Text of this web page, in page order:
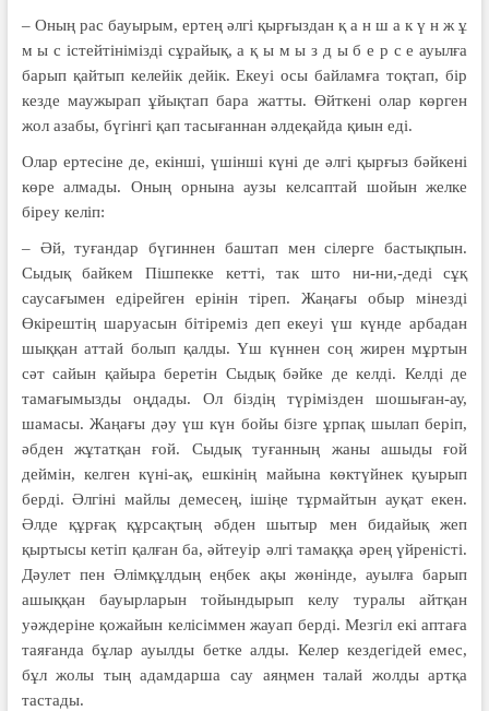
– Оның рас бауырым, ертең әлгі қырғыздан қ а н ш а к ү н ж ұ
м ы с істейтінімізді сұрайық, а қ ы м ы з д ы б е р с е ауылға
барып қайтып келейік дейік. Екеуі осы байламға тоқтап, бір
кезде маужырап ұйықтап бара жатты. Өйткені олар көрген
жол азабы, бүгінгі қап тасығаннан әлдеқайда қиын еді.
Олар ертесіне де, екінші, үшінші күні де әлгі қырғыз бәйкені
көре алмады. Оның орнына аузы келсаптай шойын желке
біреу келіп:
– Әй, туғандар бүгиннен баштап мен сілерге бастықпын.
Сыдық байкем Пішпекке кетті, так што ни-ни,-деді сұқ
саусағымен едірейген ерінін тіреп. Жаңағы обыр мінезді
Өкірештің шаруасын бітіреміз деп екеуі үш күнде арбадан
шыққан аттай болып қалды. Үш күннен соң жирен мұртын
сәт сайын қайыра беретін Сыдық бәйке де келді. Келді де
тамағымызды оңдады. Ол біздің түрімізден шошыған-ау,
шамасы. Жаңағы дәу үш күн бойы бізге ұрпақ шылап беріп,
әбден жұтатқан ғой. Сыдық туғанның жаны ашыды ғой
деймін, келген күні-ақ, ешкінің майына көктүйнек қуырып
берді. Әлгіні майлы демесең, ішіңе тұрмайтын ауқат екен.
Әлде құрғақ құрсақтың әбден шытыр мен бидайық жеп
қыртысы кетіп қалған ба, әйтеуір әлгі тамаққа әрең үйреністі.
Дәулет пен Әлімқұлдың еңбек ақы жөнінде, ауылға барып
ашыққан бауырларын тойындырып келу туралы айтқан
уәждеріне қожайын келісіммен жауап берді. Мезгіл екі аптаға
таяғанда бұлар ауылды бетке алды. Келер кездегідей емес,
бұл жолы тың адамдарша сау аяңмен талай жолды артқа
тастады.